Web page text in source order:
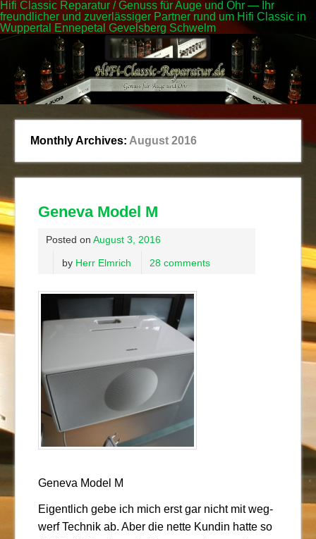
Hifi Classic Reparatur / Genuss für Auge und Ohr — Ihr
freundlicher und zuverlässiger Partner rund um Hifi Classic in
Wuppertal Ennepetal Gevelsberg Schwelm
Monthly Archives: August 2016
Geneva Model M
Posted on August 3, 2016
by Herr Elmrich 28 comments
Geneva Model M
Eigentlich gebe ich mich erst gar nicht mit weg-
werf Technik ab. Aber die nette Kundin hatte so